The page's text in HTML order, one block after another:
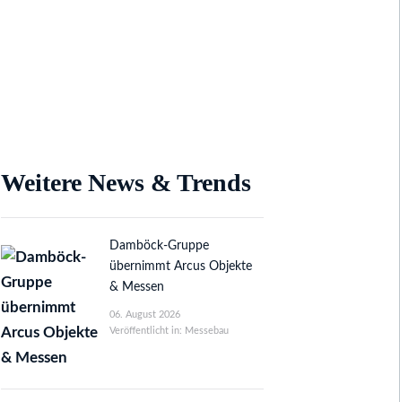
Weitere News & Trends
Damböck-Gruppe
übernimmt Arcus Objekte
& Messen
06. August 2026
Veröffentlicht in: Messebau